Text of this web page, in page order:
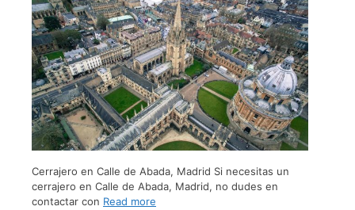
Cerrajero en Calle de Abada, Madrid Si necesitas un
cerrajero en Calle de Abada, Madrid, no dudes en
contactar con Read more